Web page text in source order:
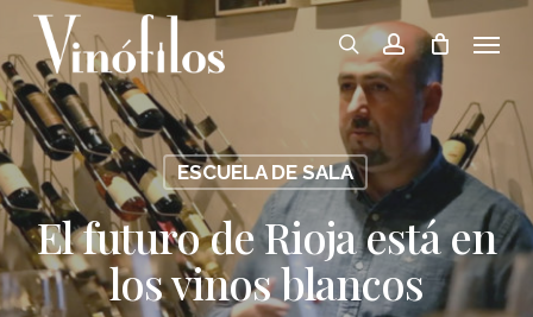
Skip
main
content
searchaccount
ESCUELA DE SALA
El futuro de Rioja está en
los vinos blancos